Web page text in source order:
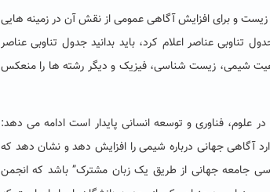
زیست و برای افزایش آگاهی عمومی از نقش آن در زمینه هایی
را به عنوان سال بین المللی جدول تناوبی عناصر اعلام کرد، باید بدانید جدول تناوبی عناصر
شیمی، زیست شناسی، فیزیک و دیگر رشته ها را منعکس
علوم، فناوری و توسعه انسانی پایدار است ادامه می دهد:
آگاهی جهانی درباره شیمی را افزایش دهد و نشان دهد که
جامعه جهانی از طریق یک زبان مشترک” باشد که انجمن